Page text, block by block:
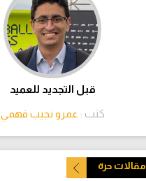
قبل التجديد للعميد
كتب : عمرو نجيب فهمي
مقالات حرة